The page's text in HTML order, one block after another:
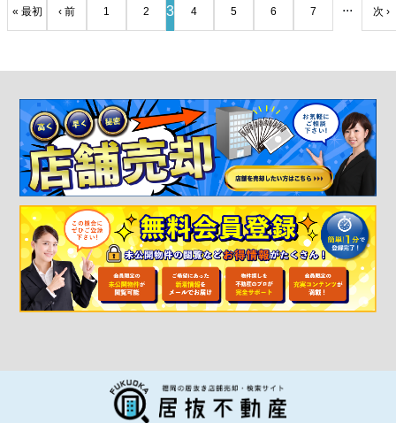
« 最初 ‹ 前 1 2 3 4 5 6 7 ... 次 ›